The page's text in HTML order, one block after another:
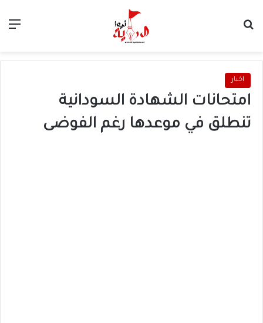
اخبار
امتحانات الشهادة السودانية
تنطلق في موعدها رغم الفوضى